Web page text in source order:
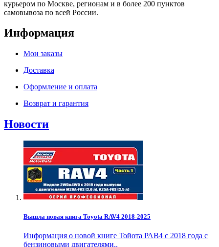
курьером по Москве, регионам и в более 200 пунктов
самовывоза по всей России.
Информация
Мои заказы
Доставка
Оформление и оплата
Возврат и гарантия
Новости
Вышла новая книга Toyota RAV4 2018-2025
Информация о новой книге Тойота РАВ4 с 2018 года с
бензиновыми двигателями..